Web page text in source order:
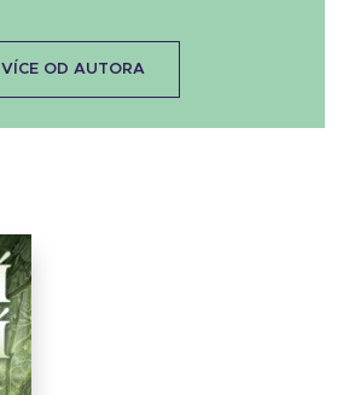
VÍCE OD AUTORA